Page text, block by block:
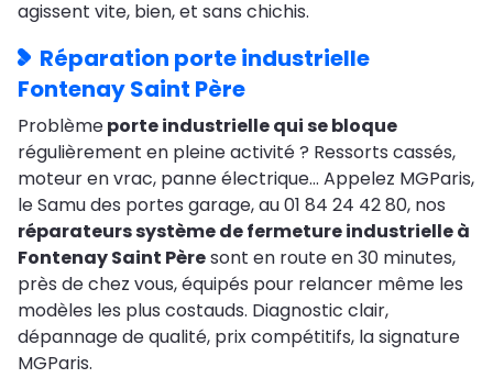
agissent vite, bien, et sans chichis.
Réparation porte industrielle
Fontenay Saint Père
Problèmeporte industrielle qui se bloque
régulièrement en pleine activité ? Ressorts cassés,
moteur en vrac, panne électrique… Appelez MGParis,
le Samu des portes garage, au 01 84 24 42 80, nos
réparateurs système de fermeture industrielle à
Fontenay Saint Pèresont en route en 30 minutes,
près de chez vous, équipés pour relancer même les
modèles les plus costauds. Diagnostic clair,
dépannage de qualité, prix compétitifs, la signature
MGParis.